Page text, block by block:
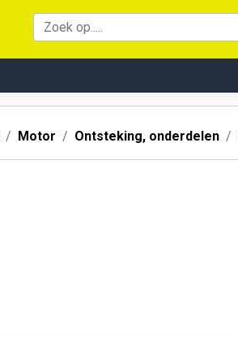
Motor Ontsteking, onderdelen